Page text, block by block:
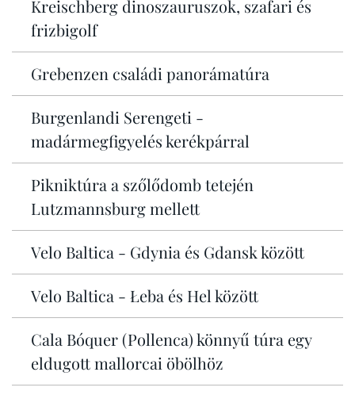
Kreischberg dinoszauruszok, szafari és
frizbigolf
Grebenzen családi panorámatúra
Burgenlandi Serengeti -
madármegfigyelés kerékpárral
Pikniktúra a szőlődomb tetején
Lutzmannsburg mellett
Velo Baltica - Gdynia és Gdansk között
Velo Baltica - Łeba és Hel között
Cala Bóquer (Pollenca) könnyű túra egy
eldugott mallorcai öbölhöz